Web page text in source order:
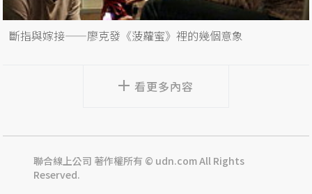
斷指與嫁接——廖克發《菠蘿蜜》裡的幾個意象
看更多內容
聯合線上公司 著作權所有 © udn.com All Rights
Reserved.